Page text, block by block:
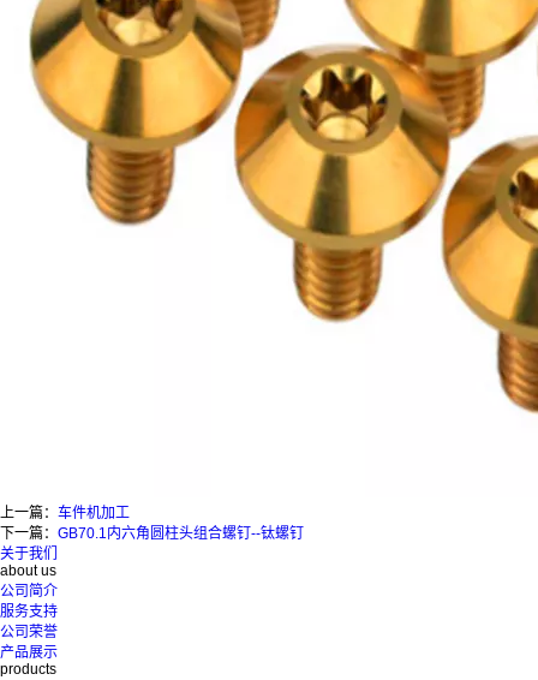
上一篇： 车件机加工
下一篇： GB70.1内六角圆柱头组合螺钉--钛螺钉
关于我们
about us
公司简介
服务支持
公司荣誉
产品展示
products